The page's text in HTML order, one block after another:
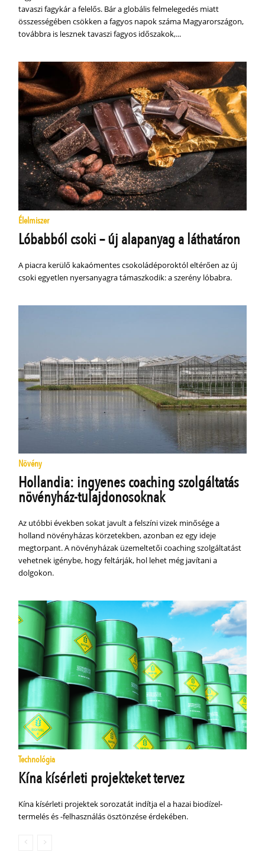
tavaszi fagykár a felelős. Bár a globális felmelegedés miatt
összességében csökken a fagyos napok száma Magyarországon,
továbbra is lesznek tavaszi fagyos időszakok,...
Élelmiszer
Lóbabból csoki – új alapanyag a láthatáron
A piacra kerülő kakaómentes csokoládéporoktól eltérően az új
csoki egyetlen nyersanyagra támaszkodik: a szerény lóbabra.
Növény
Hollandia: ingyenes coaching szolgáltatás
növényház-tulajdonosoknak
Az utóbbi években sokat javult a felszíni vizek minősége a
holland növényházas körzetekben, azonban ez egy ideje
megtorpant. A növényházak üzemeltetői coaching szolgáltatást
vehetnek igénybe, hogy feltárják, hol lehet még javítani a
dolgokon.
Technológia
Kína kísérleti projekteket tervez
Kína kísérleti projektek sorozatát indítja el a hazai biodízel-
termelés és -felhasználás ösztönzése érdekében.